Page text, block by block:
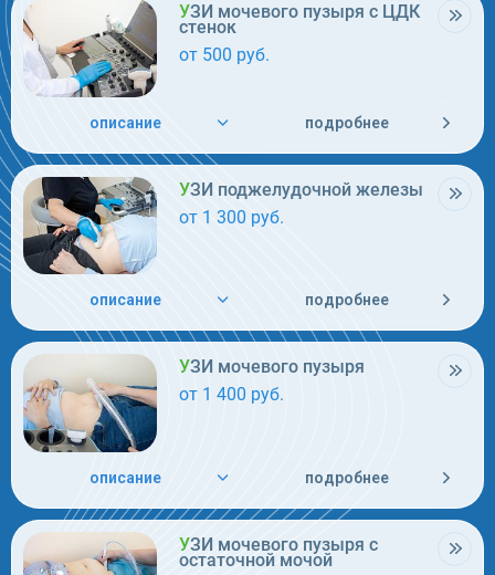
УЗИ мочевого пузыря с ЦДК
стенок
от 500 руб.
описание подробнее
УЗИ поджелудочной железы
от 1 300 руб.
описание подробнее
УЗИ мочевого пузыря
от 1 400 руб.
описание подробнее
УЗИ мочевого пузыря с
остаточной мочой